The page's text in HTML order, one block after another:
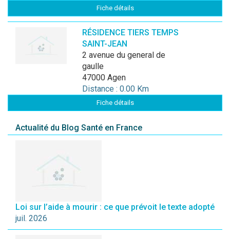
Fiche détails
RÉSIDENCE TIERS TEMPS
SAINT-JEAN
2 avenue du general de
gaulle
47000 Agen
Distance : 0.00 Km
Fiche détails
Actualité du Blog Santé en France
Loi sur l’aide à mourir : ce que prévoit le texte adopté
juil. 2026